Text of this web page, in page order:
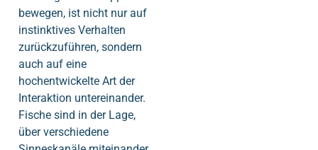
bewegen, ist nicht nur auf
instinktives Verhalten
zurückzuführen, sondern
auch auf eine
hochentwickelte Art der
Interaktion untereinander.
Fische sind in der Lage,
über verschiedene